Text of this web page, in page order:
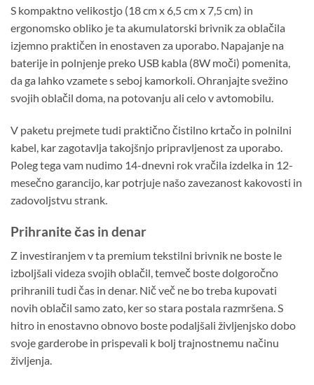
S kompaktno velikostjo (18 cm x 6,5 cm x 7,5 cm) in
ergonomsko obliko je ta akumulatorski brivnik za oblačila
izjemno praktičen in enostaven za uporabo. Napajanje na
baterije in polnjenje preko USB kabla (8W moči) pomenita,
da ga lahko vzamete s seboj kamorkoli. Ohranjajte svežino
svojih oblačil doma, na potovanju ali celo v avtomobilu.
V paketu prejmete tudi praktično čistilno krtačo in polnilni
kabel, kar zagotavlja takojšnjo pripravljenost za uporabo.
Poleg tega vam nudimo 14-dnevni rok vračila izdelka in 12-
mesečno garancijo, kar potrjuje našo zavezanost kakovosti in
zadovoljstvu strank.
Prihranite čas in denar
Z investiranjem v ta premium tekstilni brivnik ne boste le
izboljšali videza svojih oblačil, temveč boste dolgoročno
prihranili tudi čas in denar. Nič več ne bo treba kupovati
novih oblačil samo zato, ker so stara postala razmršena. S
hitro in enostavno obnovo boste podaljšali življenjsko dobo
svoje garderobe in prispevali k bolj trajnostnemu načinu
življenja.